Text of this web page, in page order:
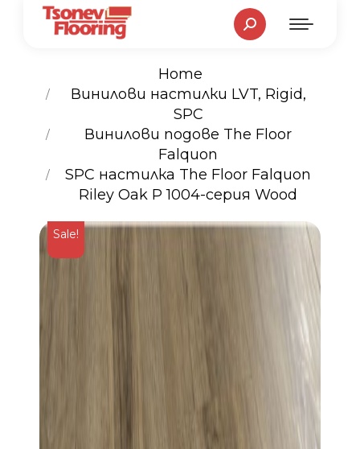
Search:
You are here:
Home
Винилови настилки LVT, Rigid,
SPC
Винилови подове The Floor
Falquon
SPC настилка The Floor Falquon
Riley Oak P 1004-серия Wood
Sale!